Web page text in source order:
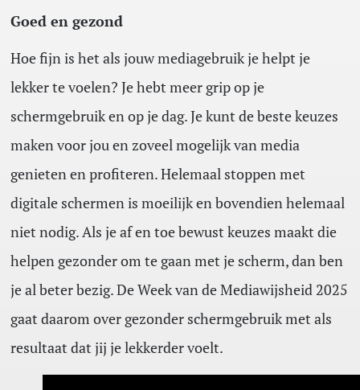
Goed en gezond
Hoe fijn is het als jouw mediagebruik je helpt je
lekker te voelen? Je hebt meer grip op je
schermgebruik en op je dag. Je kunt de beste keuzes
maken voor jou en zoveel mogelijk van media
genieten en profiteren. Helemaal stoppen met
digitale schermen is moeilijk en bovendien helemaal
niet nodig. Als je af en toe bewust keuzes maakt die
helpen gezonder om te gaan met je scherm, dan ben
je al beter bezig. De Week van de Mediawijsheid 2025
gaat daarom over gezonder schermgebruik met als
resultaat dat jij je lekkerder voelt.